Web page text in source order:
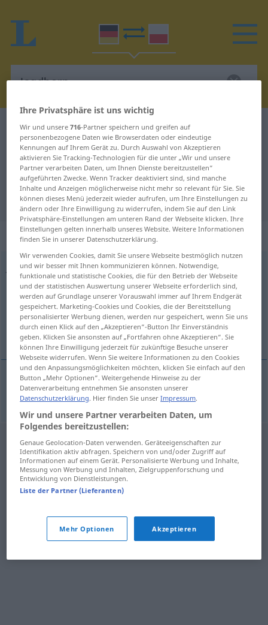
Deutsch-Polnisch Wörterbuch Jagdhorn
Deutsch-Polnisch Übersetzung für
"Jagdhorn"
"Jagdhorn" Polnisch Übersetzung
„Jagdhorn“: Neutrum, sächlich
Jagdhornn
Übersicht aller Übersetzungen
(Für mehr Details die Übersetzung anklicken/antippen)
róg myśliwski
rógmyśliwski Jagdhorn
Ihre Privatsphäre ist uns wichtig
Wir und unsere716-Partner speichern und greifen auf
personenbezogene Daten wie Browserdaten oder eindeutige
Kennungen auf Ihrem Gerät zu. Durch Auswahl von Akzeptieren
aktivieren Sie Tracking-Technologien für die unter „Wir und unsere
Partner verarbeiten Daten, um Ihnen Dienste bereitzustellen“
aufgeführten Zwecke. Wenn Tracker deaktiviert sind, sind manche
Inhalte und Anzeigen möglicherweise nicht mehr so relevant für Sie. Sie
können dieses Menü jederzeit wieder aufrufen, um Ihre Einstellungen zu
ändern oder Ihre Einwilligung zu widerrufen, indem Sie auf den Link
Privatsphäre-Einstellungen am unteren Rand der Webseite klicken. Ihre
Einstellungen gelten innerhalb unseres Website. Weitere Informationen
finden Sie in unserer Datenschutzerklärung.
Wir verwenden Cookies, damit Sie unsere Webseite bestmöglich nutzen
und wir besser mit Ihnen kommunizieren können. Notwendige,
funktionale und statistische Cookies, die für den Betrieb der Webseite
und der statistischen Auswertung unserer Webseite erforderlich sind,
werden auf Grundlage unserer Vorauswahl immer auf Ihrem Endgerät
gespeichert. Marketing-Cookies und Cookies, die der Bereitstellung
personalisierter Werbung dienen, werden nur gespeichert, wenn Sie uns
durch einen Klick auf den „Akzeptieren“-Button Ihr Einverständnis
geben. Klicken Sie ansonsten auf „Fortfahren ohne Akzeptieren“. Sie
können Ihre Einwilligung jederzeit für zukünftige Besuche unserer
Webseite widerrufen. Wenn Sie weitere Informationen zu den Cookies
und den Anpassungsmöglichkeiten möchten, klicken Sie einfach auf den
Button „Mehr Optionen“. Weitergehende Hinweise zu der
Datenverarbeitung entnehmen Sie ansonsten unserer
Datenschutzerklärung. Hier finden Sie unserImpressum.
Wir und unsere Partner verarbeiten Daten, um
Folgendes bereitzustellen:
Genaue Geolocation-Daten verwenden. Geräteeigenschaften zur
Identifikation aktiv abfragen. Speichern von und/oder Zugriff auf
Informationen auf einem Gerät. Personalisierte Werbung und Inhalte,
Messung von Werbung und Inhalten, Zielgruppenforschung und
Entwicklung von Dienstleistungen.
Liste der Partner (Lieferanten)
Mehr Optionen Akzeptieren